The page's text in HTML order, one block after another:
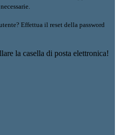
Effettua il reset della password
la casella di posta elettronica!